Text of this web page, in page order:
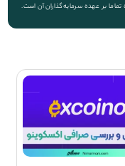
بر عهده سرمایه‌گذاران آن است.